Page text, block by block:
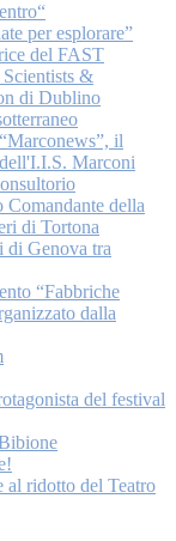
per esplorare”
del FAST
&
di Dublino
il
Marconi
della
di Tortona
di Genova tra
“Fabbriche
dalla
del festival
al ridotto del Teatro